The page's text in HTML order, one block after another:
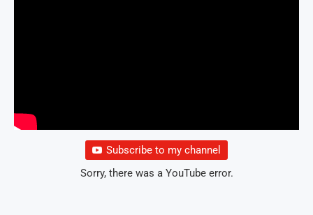
Subscribe to my channel
Sorry, there was a YouTube error.